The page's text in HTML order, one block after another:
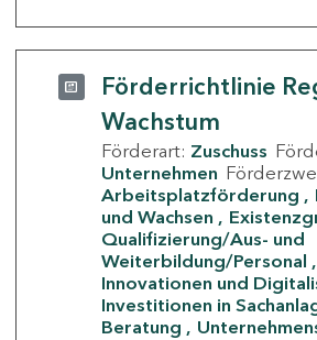
Förderrichtlinie
Wachstum
Förderart: Zuschuss
Unternehmen
Arbeitsplatzförderung
und Wachsen
Qualifizierung/Aus- und
Weiterbildung/Personal
Innovationen und
Investitionen in
Beratung